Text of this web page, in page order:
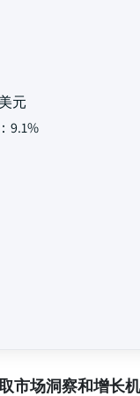
元
9.1%
市场洞察和增长